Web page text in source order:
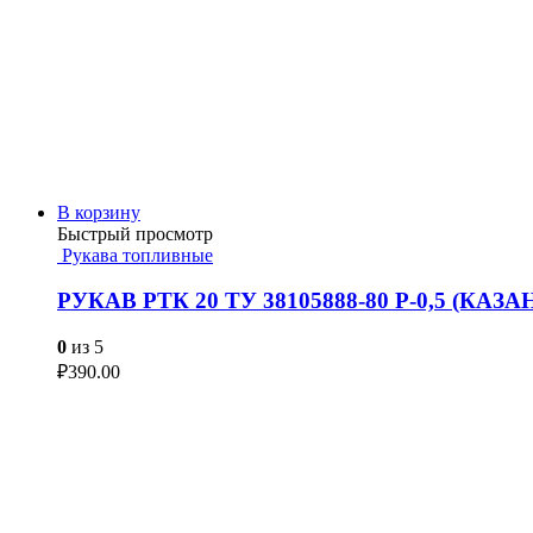
В корзину
Быстрый просмотр
Рукава топливные
РУКАВ РТК 20 ТУ 38105888-80 Р-0,5
0 из 5
₽390.00